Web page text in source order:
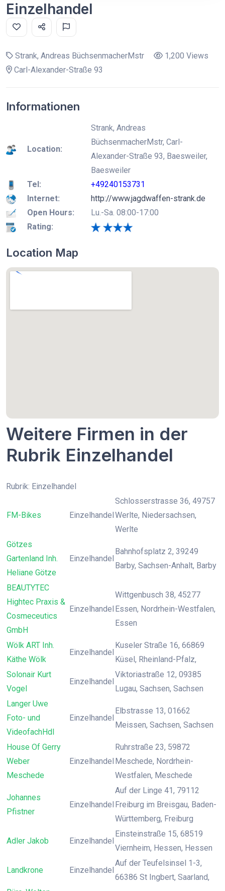
Einzelhandel
Strank, Andreas BüchsenmacherMstr
1,200 Views
Carl-Alexander-Straße 93
Informationen
Location:
Strank, Andreas
BüchsenmacherMstr, Carl-
Alexander-Straße 93, Baesweiler,
Baesweiler
Tel:
+49240153731
Internet:
http://www.jagdwaffen-strank.de
Open Hours:
Lu.-Sa. 08:00-17:00
Rating:
Location Map
Weitere Firmen in der
Rubrik Einzelhandel
Rubrik: Einzelhandel
FM-Bikes Einzelhandel
Schlosserstrasse 36, 49757
Werlte, Niedersachsen,
Werlte
Götzes
Gartenland Inh.
Heliane Götze
Einzelhandel
Bahnhofsplatz 2, 39249
Barby, Sachsen-Anhalt, Barby
BEAUTYTEC
Hightec Praxis &
Cosmeceutics
GmbH
Einzelhandel
Wittgenbusch 38, 45277
Essen, Nordrhein-Westfalen,
Essen
Wölk ART Inh.
Käthe Wölk
Einzelhandel
Kuseler Straße 16, 66869
Küsel, Rheinland-Pfalz,
Solonair Kurt
Vogel
Einzelhandel
Viktoriastraße 12, 09385
Lugau, Sachsen, Sachsen
Langer Uwe
Foto- und
VideofachHdl
Einzelhandel
Elbstrasse 13, 01662
Meissen, Sachsen, Sachsen
House Of Gerry
Weber
Meschede
Einzelhandel
Ruhrstraße 23, 59872
Meschede, Nordrhein-
Westfalen, Meschede
Johannes
Pfistner
Einzelhandel
Auf der Linge 41, 79112
Freiburg im Breisgau, Baden-
Württemberg, Freiburg
Adler Jakob Einzelhandel
Einsteinstraße 15, 68519
Viernheim, Hessen, Hessen
Landkrone Einzelhandel
Auf der Teufelsinsel 1-3,
66386 St Ingbert, Saarland,